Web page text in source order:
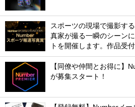
スポーツの現場で撮影す
真家が撮る一瞬のシーン
トを開催します。作品受付
【同僚や仲間とお得に】
が募集スタート！